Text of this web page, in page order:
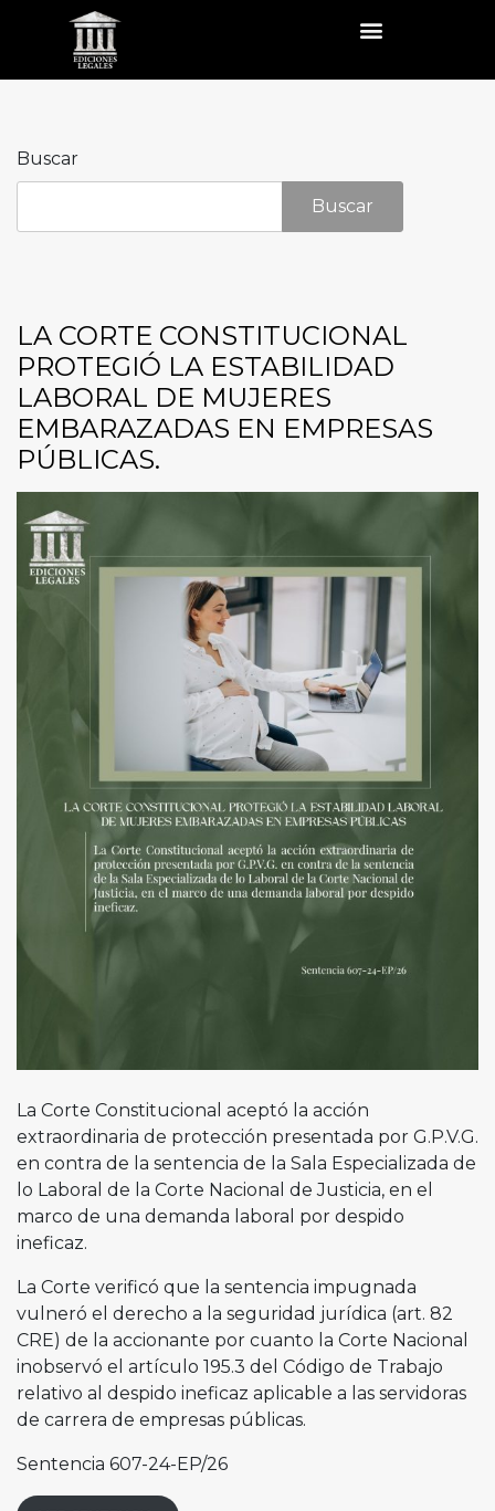
Buscar
Buscar
LA CORTE CONSTITUCIONAL
PROTEGIÓ LA ESTABILIDAD
LABORAL DE MUJERES
EMBARAZADAS EN EMPRESAS
PÚBLICAS.
La Corte Constitucional aceptó la acción
extraordinaria de protección presentada por G.P.V.G.
en contra de la sentencia de la Sala Especializada de
lo Laboral de la Corte Nacional de Justicia, en el
marco de una demanda laboral por despido
ineficaz.
La Corte verificó que la sentencia impugnada
vulneró el derecho a la seguridad jurídica (art. 82
CRE) de la accionante por cuanto la Corte Nacional
inobservó el artículo 195.3 del Código de Trabajo
relativo al despido ineficaz aplicable a las servidoras
de carrera de empresas públicas.
Sentencia 607-24-EP/26